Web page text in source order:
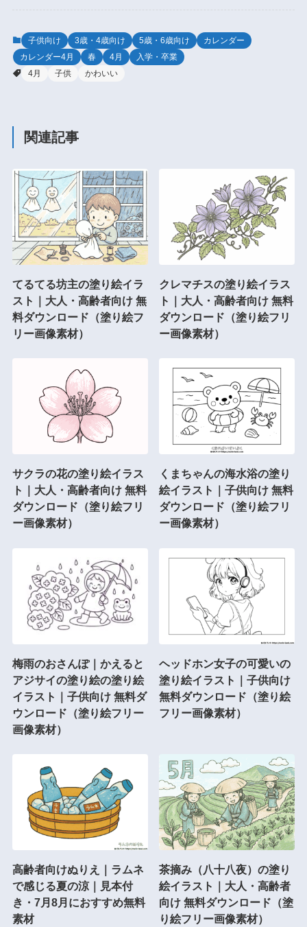
子供向け 3歳・4歳向け 5歳・6歳向け
カレンダー
カレンダー4月
春 4月
入学・卒業
4月
子供 かわいい
関連記事
てるてる坊主の塗り絵イラ
スト｜大人・高齢者向け 無
料ダウンロード（塗り絵フ
リー画像素材）
クレマチスの塗り絵イラス
ト｜大人・高齢者向け 無料
ダウンロード（塗り絵フリ
ー画像素材）
サクラの花の塗り絵イラス
ト｜大人・高齢者向け 無料
ダウンロード（塗り絵フリ
ー画像素材）
くまちゃんの海水浴の塗り
絵イラスト｜子供向け 無料
ダウンロード（塗り絵フリ
ー画像素材）
梅雨のおさんぽ｜かえると
アジサイの塗り絵の塗り絵
イラスト｜子供向け 無料ダ
ウンロード（塗り絵フリー
画像素材）
ヘッドホン女子の可愛いの
塗り絵イラスト｜子供向け
無料ダウンロード（塗り絵
フリー画像素材）
高齢者向けぬりえ｜ラムネ
で感じる夏の涼｜見本付
き・7月8月におすすめ無料
素材
茶摘み（八十八夜）の塗り
絵イラスト｜大人・高齢者
向け 無料ダウンロード（塗
り絵フリー画像素材）